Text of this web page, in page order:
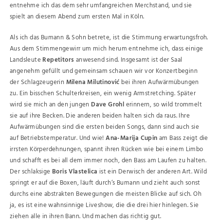
entnehme ich das dem sehr umfangreichen Merchstand, und sie
spielt an diesem Abend zum ersten Mal in Köln.
Als ich das Bumann & Sohn betrete, ist die Stimmung erwartungsfroh.
Aus dem Stimmengewirr um mich herum entnehme ich, dass einige
LandsleuteRepetitors anwesend sind. Insgesamt ist der Saal
angenehm gefüllt und gemeinsam schauen wir vor Konzertbeginn
der SchlagzeugerinMilena Milutinović bei ihren Aufwärmübungen
zu. Ein bisschen Schulterkreisen, ein wenig Armstretching. Später
wird sie mich an den jungen Dave Grohlerinnern, so wild trommelt
sie auf ihre Becken. Die anderen beiden halten sich da raus. Ihre
Aufwärmübungen sind die ersten beiden Songs, dann sind auch sie
auf Betriebstemperatur. Und wie!Ana-Marija Cupinam Bass zeigt die
irrsten Körperdehnungen, spannt ihren Rücken wie bei einem Limbo
und schafft es bei all dem immer noch, den Bass am Laufen zu halten.
Der schlaksige Boris Vlastelica ist ein Derwisch der anderen Art. Wild
springt er auf die Boxen, läuft durch‘s Bumann und zieht auch sonst
durchs eine abstrakten Bewegungen die meisten Blicke auf sich. Oh
ja, es ist eine wahnsinnige Liveshow, die die drei hier hinlegen. Sie
ziehen alle in ihren Bann. Und machen das richtig gut.